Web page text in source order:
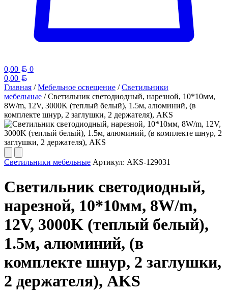
0,00 Белорусский рубль
0
0,00
Главная /Мебельное освещение /Светильники
мебельные / Светильник светодиодный, нарезной, 10*10мм,
8W/m, 12V, 3000K (теплый белый), 1.5м, алюминий, (в
комплекте шнур, 2 заглушки, 2 держателя), AKS
Светильники мебельные Артикул: AKS-129031
Светильник светодиодный,
нарезной, 10*10мм, 8W/m,
12V, 3000K (теплый белый),
1.5м, алюминий, (в
комплекте шнур, 2 заглушки,
2 держателя), AKS